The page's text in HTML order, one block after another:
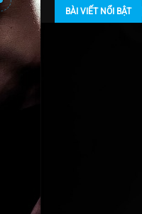
BÀI VIẾT NỔI BẬT
tìm tinh trùng cho nam giới...